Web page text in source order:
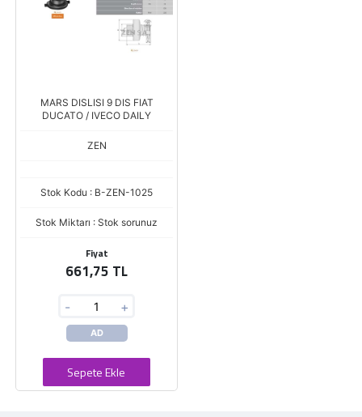
MARS DISLISI 9 DIS FIAT
DUCATO / IVECO DAILY
ZEN
Stok Kodu : B-ZEN-1025
Stok Miktarı : Stok sorunuz
Fiyat
661,75 TL
- +
AD
Sepete Ekle